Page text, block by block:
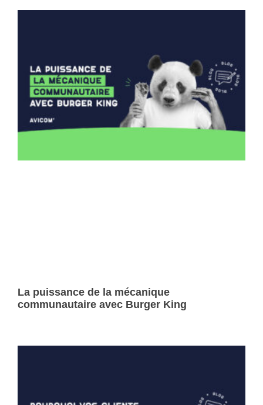
La puissance de la mécanique
communautaire avec Burger King